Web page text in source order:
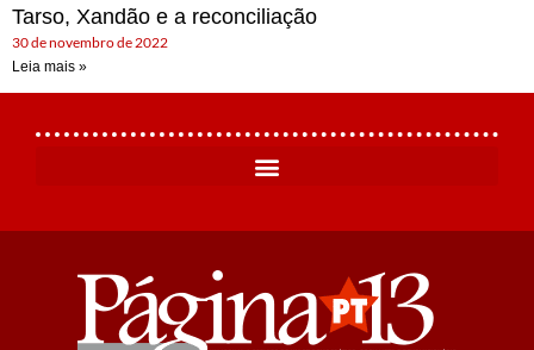
Tarso, Xandão e a reconciliação
30 de novembro de 2022
Leia mais »